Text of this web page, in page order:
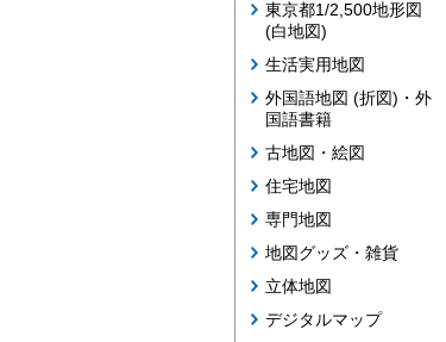
東京都1/2,500地形図
(白地図)
生活実用地図
外国語地図 (折図)・外
国語書籍
古地図・絵図
住宅地図
専門地図
地図グッズ・雑貨
立体地図
デジタルマップ